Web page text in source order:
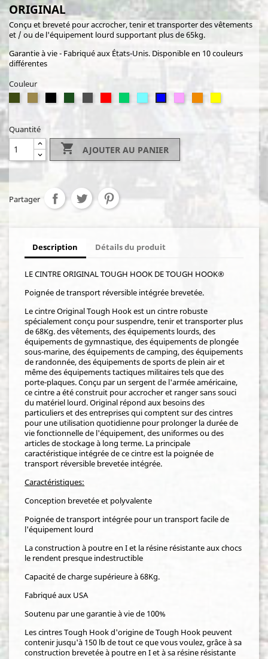
ORIGINAL
Conçu et breveté pour accrocher, tenir et transporter des vêtements
et / ou de l'équipement lourd supportant plus de 65kg.
Garantie à vie - Fabriqué aux États-Unis. Disponible en 10 couleurs
différentes
Couleur
Ranger
Green
Quantité
 AJOUTER AU PANIER
Partager
Description Détails du produit
LE CINTRE ORIGINAL TOUGH HOOK DE TOUGH HOOK®
Poignée de transport réversible intégrée brevetée.
Le cintre Original Tough Hook est un cintre robuste
spécialement conçu pour suspendre, tenir et transporter plus
de 68Kg. des vêtements, des équipements lourds, des
équipements de gymnastique, des équipements de plongée
sous-marine, des équipements de camping, des équipements
de randonnée, des équipements de sports de plein air et
même des équipements tactiques militaires tels que des
porte-plaques. Conçu par un sergent de l'armée américaine,
ce cintre a été construit pour accrocher et ranger sans souci
du matériel lourd. Original répond aux besoins des
particuliers et des entreprises qui comptent sur des cintres
pour une utilisation quotidienne pour prolonger la durée de
vie fonctionnelle de l'équipement, des uniformes ou des
articles de stockage à long terme. La principale
caractéristique intégrée de ce cintre est la poignée de
transport réversible brevetée intégrée.
Caractéristiques:
Conception brevetée et polyvalente
Poignée de transport intégrée pour un transport facile de
l'équipement lourd
La construction à poutre en I et la résine résistante aux chocs
le rendent presque indestructible
Capacité de charge supérieure à 68Kg.
Fabriqué aux USA
Soutenu par une garantie à vie de 100%
Les cintres Tough Hook d'origine de Tough Hook peuvent
contenir jusqu'à 150 lb de tout ce que vous voulez, grâce à sa
construction brevetée à poutre en I et à sa résine résistante